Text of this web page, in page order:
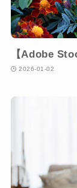
【Adobe
2026-01-02